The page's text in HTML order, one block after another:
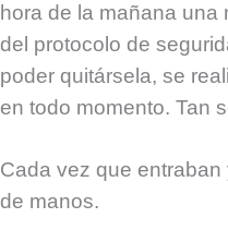
hora de la mañana una
del protocolo de
poder quitársela, se
en todo momento. Tan
Cada vez que
de manos.